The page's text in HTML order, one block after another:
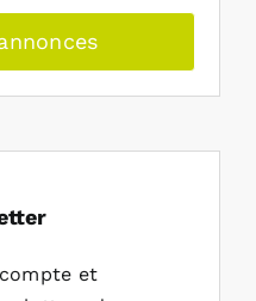
et